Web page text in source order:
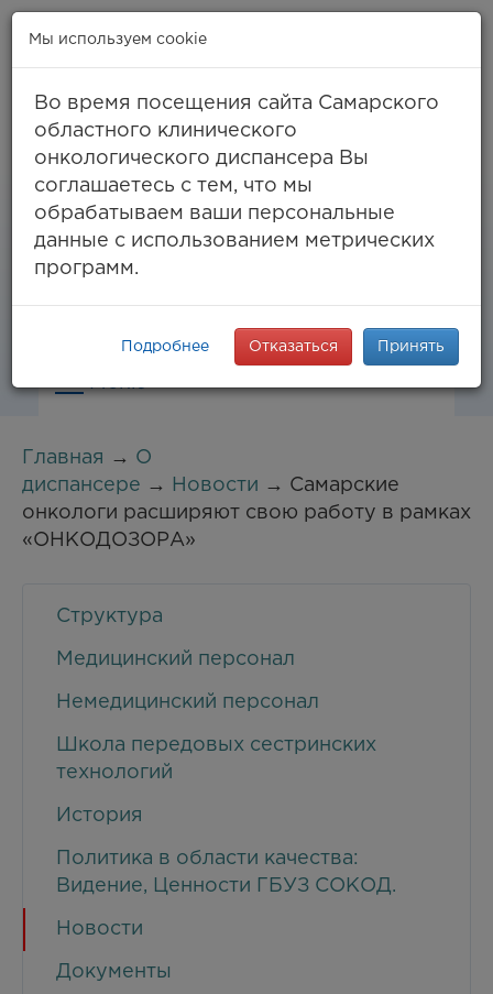
Самара, ул. Солнечная, 50
(тел. единый call-центр),
994-03-99факс
info@samaraonko.ru
Главная → О
диспансере → Новости → Самарские
онкологи расширяют свою работу в рамках
«ОНКОДОЗОРА»
Структура
Медицинский персонал
Немедицинский персонал
Школа передовых сестринских
технологий
История
Политика в области качества:
Видение, Ценности ГБУЗ СОКОД.
Новости
Документы
Мы используем cookie
Во время посещения сайта Самарского
областного клинического
онкологического диспансера Вы
соглашаетесь с тем, что мы
обрабатываем ваши персональные
данные с использованием метрических
программ.
Подробнее Отказаться Принять